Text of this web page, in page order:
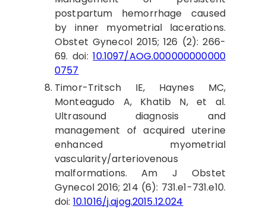
postpartum hemorrhage caused
by inner myometrial lacerations.
Obstet Gynecol 2015; 126 (2): 266-
69. doi:10.1097/AOG.000000000000
0757
Timor-Tritsch IE, Haynes MC,
Monteagudo A, Khatib N, et al.
Ultrasound diagnosis and
management of acquired uterine
enhanced myometrial
vascularity/arteriovenous
malformations. Am J Obstet
Gynecol 2016; 214 (6): 731.e1-731.e10.
doi: 10.1016/j.ajog.2015.12.024